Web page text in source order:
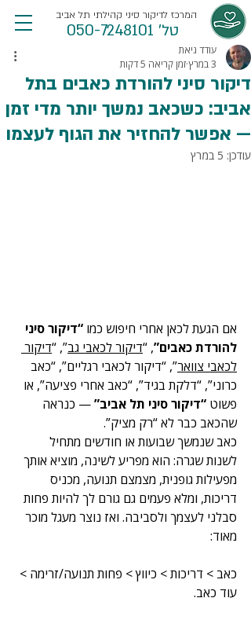
טל' 050-7248101
המרכז לדיקור סיני קהילתי תל אביב
דיקור סיני להורדת כאבים בתל
אביב: כשכאב נמשך יותר מדי זמן
— אפשר להחזיר את הגוף לעצמו
עודד גיאת
3 במרץ
זמן קריאה 5 דקות
עודכן: 5 במרץ
אם הגעת לכאן אחרי חיפוש כמו “דיקור סיני
להורדת כאבים”, “דיקור לכאבי גב”, “דיקור
לכאבי צוואר”, “דיקור לכאבי רגליים”, “כאב
כרוני”, “דלקת בגיד”, “כאב אחרי פציעה”, או
פשוט “דיקור סיני תל אביב” — כנראה
שהכאב כבר לא “רק מציק”.
כאב שנמשך שבועות או חודשים מתחיל
לשנות שגרה: הוא מפריע לשינה, מוציא אותך
מפעילות גופנית, מצמצם תנועה, מכניס
דריכות, ומלא פעמים גם גורם לך להיות פחות
סבלני לעצמך ולסביבה. ואז נוצר מעגל מוכר
מאוד:
כאב > דריכות > כיווץ > פחות תנועה/זרימה >
עוד כאב.